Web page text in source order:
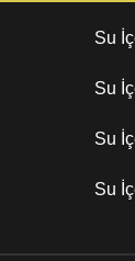
Su
Su
Su
Su